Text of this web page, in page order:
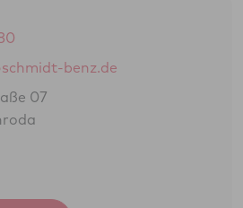
als GTÜ-Partner:
Pkw
gem. § 19 (3) StVZO
benz.de
07